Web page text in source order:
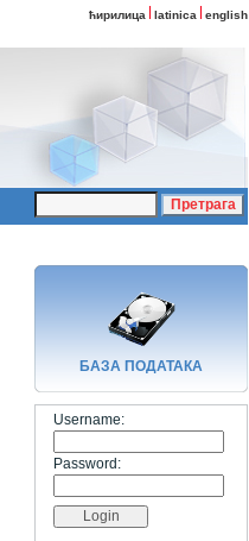
ћирилица latinica english
БАЗA ПОДАТАКА
Username:
Password: